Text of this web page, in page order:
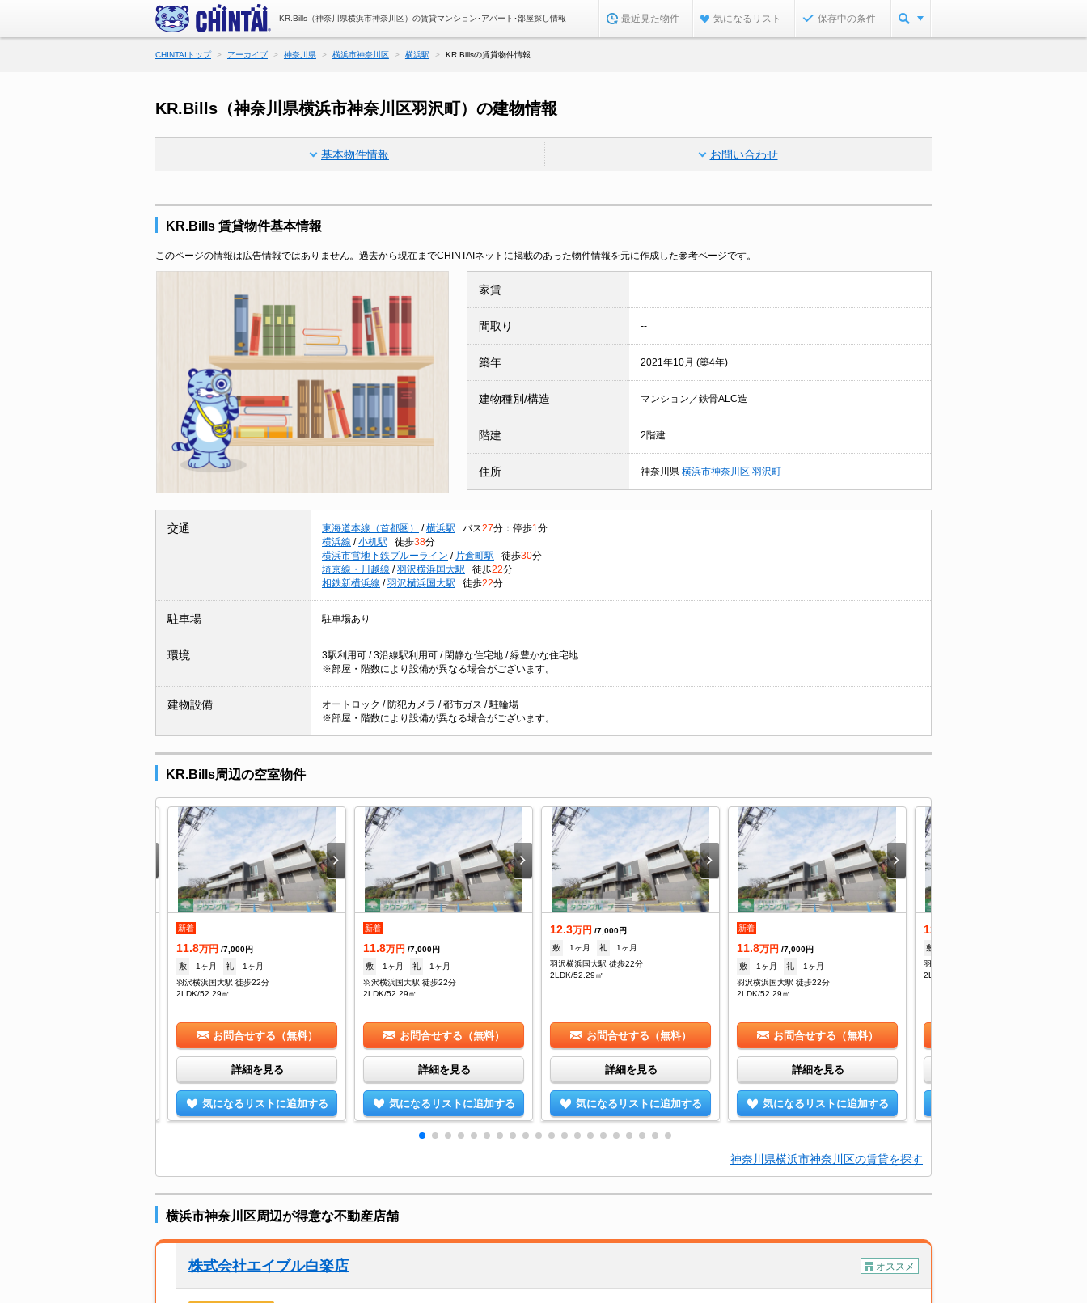
KR.Bills（神奈川県横浜市神奈川区）の賃貸マンション･アパート･部屋探し情報 最近見た物件 気になるリスト 保存中の条件
CHINTAIトップ アーカイブ 神奈川県 横浜市神奈川区 横浜駅 KR.Billsの賃貸物件情報
KR.Bills（神奈川県横浜市神奈川区羽沢町）の建物情報
基本物件情報 お問い合わせ
KR.Bills 賃貸物件基本情報
このページの情報は広告情報ではありません。過去から現在までCHINTAIネットに掲載のあった物件情報を元に作成した参考ページです。
家賃 --
間取り --
築年 2021年10月 (築4年)
建物種別/構造 マンション／鉄骨ALC造
階建 2階建
住所 神奈川県 横浜市神奈川区 羽沢町
交通 東海道本線（首都圏） / 横浜駅 バス27分：停歩1 分
横浜線 / 小机駅 徒歩38分
横浜市営地下鉄ブルーライン / 片倉町駅 徒歩30分
埼京線・川越線 / 羽沢横浜国大駅 徒歩22分
相鉄新横浜線 / 羽沢横浜国大駅 徒歩22分
駐車場 駐車場あり
環境
3駅利用可 / 3沿線駅利用可 / 閑静な住宅地 / 緑豊かな住宅地
※部屋・階数により設備が異なる場合がございます。
建物設備
オートロック / 防犯カメラ / 都市ガス / 駐輪場
※部屋・階数により設備が異なる場合がございます。
KR.Bills周辺の空室物件
新着
11.8万円 /7,000円
敷
1ヶ月 礼
1ヶ月
羽沢横浜国大駅 徒歩22分
2LDK/52.29㎡
お問合せする（無料）
詳細を見る
気になるリストに追加する
新着
11.8万円 /7,000円
敷
1ヶ月 礼
1ヶ月
羽沢横浜国大駅 徒歩22分
2LDK/52.29㎡
お問合せする（無料）
詳細を見る
気になるリストに追加する
12.3万円 /7,000円
敷
1ヶ月 礼
1ヶ月
羽沢横浜国大駅 徒歩22分
2LDK/52.29㎡
お問合せする（無料）
詳細を見る
気になるリストに追加する
新着
11.8万円 /7,000円
敷
1ヶ月 礼
1ヶ月
羽沢横浜国大駅 徒歩22分
2LDK/52.29㎡
お問合せする（無料）
詳細を見る
気になるリストに追加する
12.3
敷
羽沢横浜国大駅 徒歩22分
2LDK/52.29㎡
神奈川県横浜市神奈川区の賃貸を探す
横浜市神奈川区周辺が得意な不動産店舗
株式会社エイブル白楽店 オススメ